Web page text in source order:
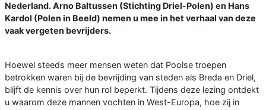
Nederland. Arno Baltussen (Stichting Driel-Polen) en Hans
Kardol (Polen in Beeld) nemen u mee in het verhaal van deze
vaak vergeten bevrijders.
Hoewel steeds meer mensen weten dat Poolse troepen
betrokken waren bij de bevrijding van steden als Breda en Driel,
blijft de kennis over hun rol beperkt. Tijdens deze lezing ontdekt
u waarom deze mannen vochten in West-Europa, hoe zij in